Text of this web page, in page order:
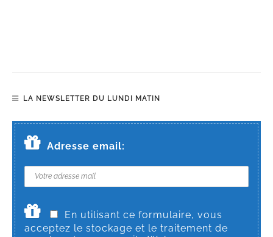
LA NEWSLETTER DU LUNDI MATIN
Adresse email:
En utilisant ce formulaire, vous
acceptez le stockage et le traitement de